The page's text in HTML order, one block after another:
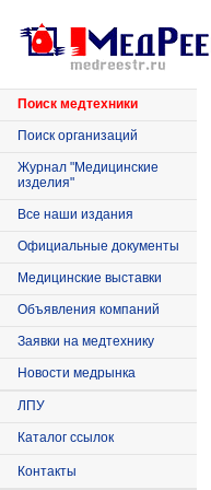
Поиск медтехники
Поиск организаций
Журнал "Медицинские
изделия"
Все наши издания
Официальные документы
Медицинские выставки
Объявления компаний
Заявки на медтехнику
Новости медрынка
ЛПУ
Каталог ссылок
Контакты